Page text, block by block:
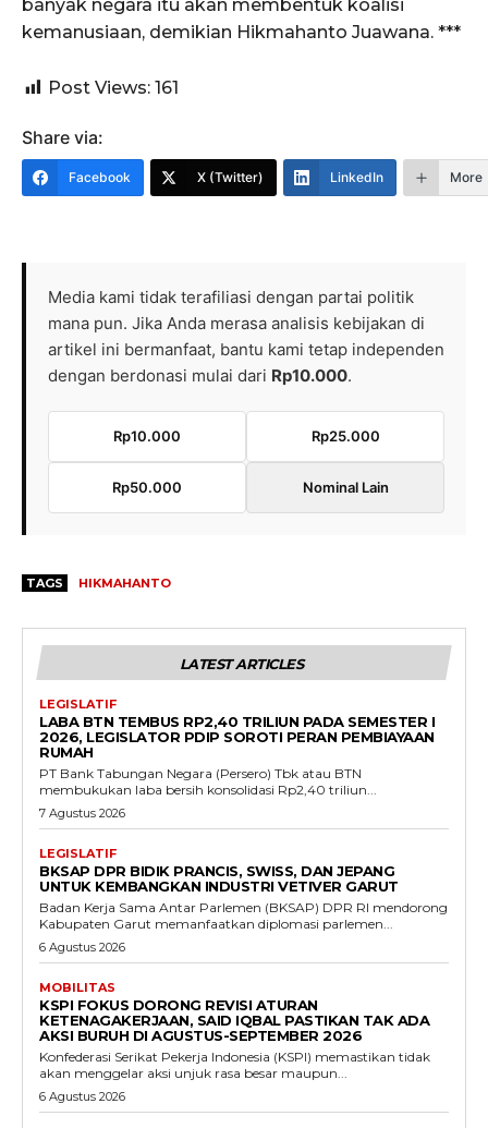
banyak negara itu akan membentuk koalisi
kemanusiaan, demikian Hikmahanto Juawana. ***
Post Views: 161
Share via:
Facebook X (Twitter) LinkedIn More
Media kami tidak terafiliasi dengan partai politik
mana pun. Jika Anda merasa analisis kebijakan di
artikel ini bermanfaat, bantu kami tetap independen
dengan berdonasi mulai dari Rp10.000.
Rp10.000 Rp25.000
Rp50.000 Nominal Lain
TAGS HIKMAHANTO
LATEST ARTICLES
LEGISLATIF
LABA BTN TEMBUS RP2,40 TRILIUN PADA SEMESTER I
2026, LEGISLATOR PDIP SOROTI PERAN PEMBIAYAAN
RUMAH
PT Bank Tabungan Negara (Persero) Tbk atau BTN
membukukan laba bersih konsolidasi Rp2,40 triliun...
7 Agustus 2026
LEGISLATIF
BKSAP DPR BIDIK PRANCIS, SWISS, DAN JEPANG
UNTUK KEMBANGKAN INDUSTRI VETIVER GARUT
Badan Kerja Sama Antar Parlemen (BKSAP) DPR RI mendorong
Kabupaten Garut memanfaatkan diplomasi parlemen...
6 Agustus 2026
MOBILITAS
KSPI FOKUS DORONG REVISI ATURAN
KETENAGAKERJAAN, SAID IQBAL PASTIKAN TAK ADA
AKSI BURUH DI AGUSTUS-SEPTEMBER 2026
Konfederasi Serikat Pekerja Indonesia (KSPI) memastikan tidak
akan menggelar aksi unjuk rasa besar maupun...
6 Agustus 2026